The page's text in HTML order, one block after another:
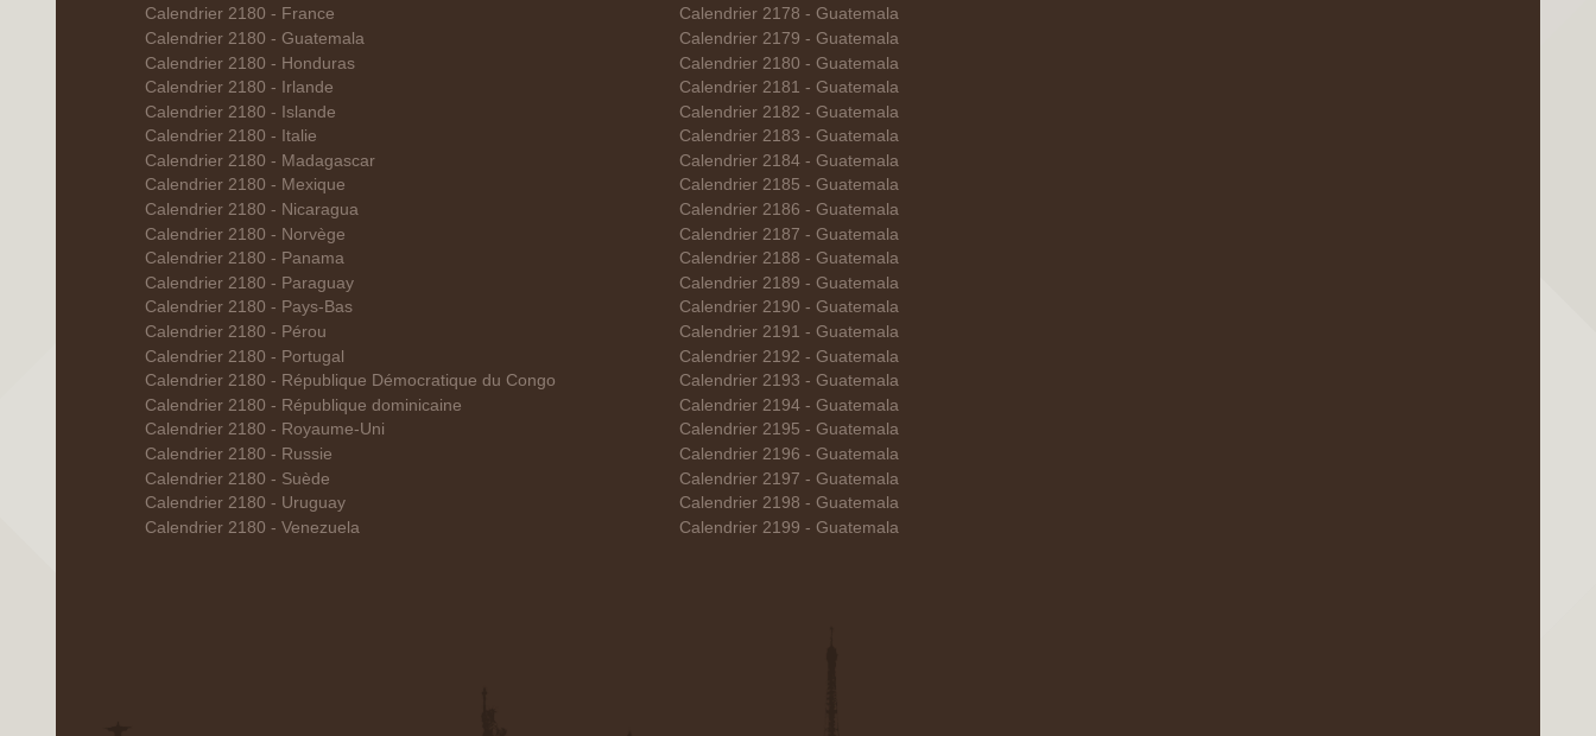
Calendrier 2180 - France
Calendrier 2180 - Guatemala
Calendrier 2180 - Honduras
Calendrier 2180 - Irlande
Calendrier 2180 - Islande
Calendrier 2180 - Italie
Calendrier 2180 - Madagascar
Calendrier 2180 - Mexique
Calendrier 2180 - Nicaragua
Calendrier 2180 - Norvège
Calendrier 2180 - Panama
Calendrier 2180 - Paraguay
Calendrier 2180 - Pays-Bas
Calendrier 2180 - Pérou
Calendrier 2180 - Portugal
Calendrier 2180 - République Démocratique du Congo
Calendrier 2180 - République dominicaine
Calendrier 2180 - Royaume-Uni
Calendrier 2180 - Russie
Calendrier 2180 - Suède
Calendrier 2180 - Uruguay
Calendrier 2180 - Venezuela
Calendrier 2178 - Guatemala
Calendrier 2179 - Guatemala
Calendrier 2180 - Guatemala
Calendrier 2181 - Guatemala
Calendrier 2182 - Guatemala
Calendrier 2183 - Guatemala
Calendrier 2184 - Guatemala
Calendrier 2185 - Guatemala
Calendrier 2186 - Guatemala
Calendrier 2187 - Guatemala
Calendrier 2188 - Guatemala
Calendrier 2189 - Guatemala
Calendrier 2190 - Guatemala
Calendrier 2191 - Guatemala
Calendrier 2192 - Guatemala
Calendrier 2193 - Guatemala
Calendrier 2194 - Guatemala
Calendrier 2195 - Guatemala
Calendrier 2196 - Guatemala
Calendrier 2197 - Guatemala
Calendrier 2198 - Guatemala
Calendrier 2199 - Guatemala